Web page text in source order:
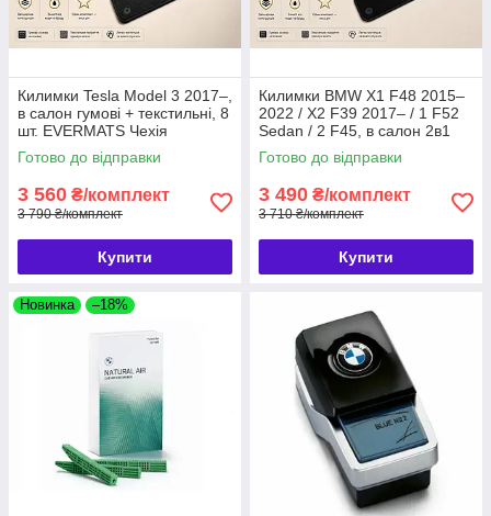
Килимки Tesla Model 3 2017–,
в салон гумові + текстильні, 8
шт. EVERMATS Чехія
(PT223004)
Готово до відправки
3 560 ₴/комплект
3 790 ₴/комплект
Купити
Килимки BMW X1 F48 2015–
2022 / X2 F39 2017– / 1 F52
Sedan / 2 F45, в салон 2в1
гумові + текстильні, 8 шт.
EVERMATS (PT220427FL)
Готово до відправки
3 490 ₴/комплект
3 710 ₴/комплект
Купити
Новинка –18%